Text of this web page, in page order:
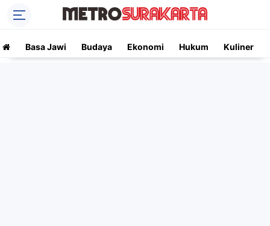
Basa Jawi Budaya Ekonomi Hukum Kuliner